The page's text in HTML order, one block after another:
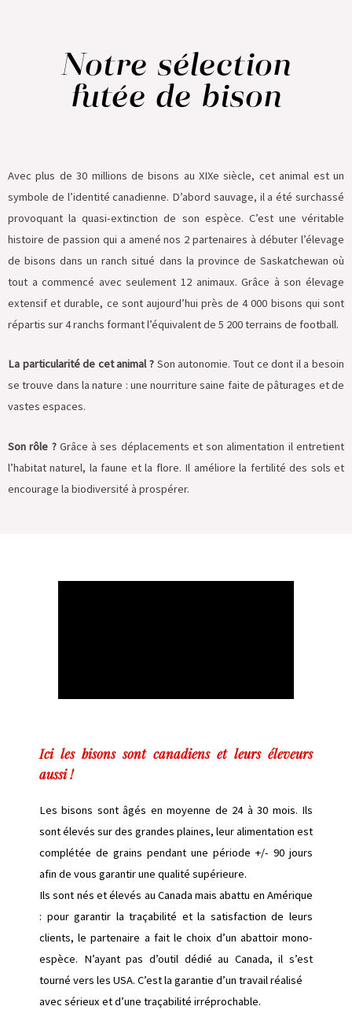
Notre sélection
futée de bison
Avec plus de 30 millions de bisons au XIXe siècle, cet animal est un
symbole de l’identité canadienne. D’abord sauvage, il a été surchassé
provoquant la quasi-extinction de son espèce. C’est une véritable
histoire de passion qui a amené nos 2 partenaires à débuter l’élevage
de bisons dans un ranch situé dans la province de Saskatchewan où
tout a commencé avec seulement 12 animaux. Grâce à son élevage
extensif et durable, ce sont aujourd’hui près de 4 000 bisons qui sont
répartis sur 4 ranchs formant l’équivalent de 5 200 terrains de football.
La particularité de cet animal ? Son autonomie. Tout ce dont il a besoin
se trouve dans la nature : une nourriture saine faite de pâturages et de
vastes espaces.
Son rôle ?Grâce à ses déplacements et son alimentation il entretient
l’habitat naturel, la faune et la flore. Il améliore la fertilité des sols et
encourage la biodiversité à prospérer.
Ici les bisons sont canadiens et leurs éleveurs
aussi !
Les bisons sont âgés en moyenne de 24 à 30 mois. Ils
sont élevés sur des grandes plaines, leur alimentation est
complétée de grains pendant une période +/- 90 jours
afin de vous garantir une qualité supérieure.
Ils sont nés et élevés au Canada mais abattu en Amérique
: pour garantir la traçabilité et la satisfaction de leurs
clients, le partenaire a fait le choix d’un abattoir mono-
espèce. N’ayant pas d’outil dédié au Canada, il s’est
tourné vers les USA. C’est la garantie d’un travail réalisé
avec sérieux et d’une traçabilité irréprochable.